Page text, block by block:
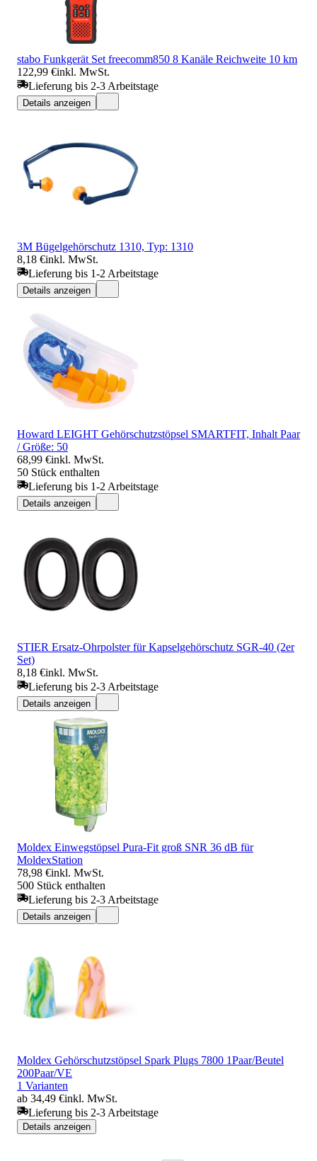
stabo Funkgerät Set freecomm850 8 Kanäle Reichweite 10 km
122,99 €inkl. MwSt.
Lieferung bis 2-3 Arbeitstage
Details anzeigen
3M Bügelgehörschutz 1310, Typ: 1310
8,18 €inkl. MwSt.
Lieferung bis 1-2 Arbeitstage
Details anzeigen
Howard LEIGHT Gehörschutzstöpsel SMARTFIT, Inhalt Paar
/ Größe: 50
68,99 €inkl. MwSt.
50 Stück enthalten
Lieferung bis 1-2 Arbeitstage
Details anzeigen
STIER Ersatz-Ohrpolster für Kapselgehörschutz SGR-40 (2er
Set)
8,18 €inkl. MwSt.
Lieferung bis 2-3 Arbeitstage
Details anzeigen
Moldex Einwegstöpsel Pura-Fit groß SNR 36 dB für
MoldexStation
78,98 €inkl. MwSt.
500 Stück enthalten
Lieferung bis 2-3 Arbeitstage
Details anzeigen
Moldex Gehörschutzstöpsel Spark Plugs 7800 1Paar/Beutel
200Paar/VE
1 Varianten
ab 34,49 €inkl. MwSt.
Lieferung bis 2-3 Arbeitstage
Details anzeigen